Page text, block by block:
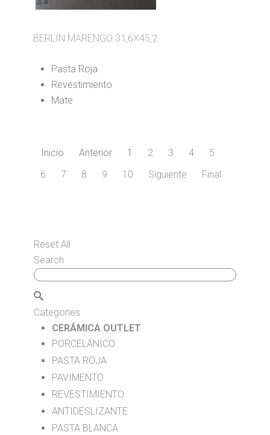
BERLIN MARENGO 31,6X45,2
Pasta Roja
Revestimiento
Mate
Inicio Anterior 1 2 3 4
5
6
7 8 9 10 Siguiente Final
Reset All
Search
Categories
CERÁMICA OUTLET
PORCELÁNICO
PASTA ROJA
PAVIMENTO
REVESTIMIENTO
ANTIDESLIZANTE
PASTA BLANCA